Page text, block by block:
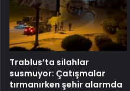
Trablus’ta silahlar
susmuyor: Çatışmalar
tırmanırken şehir alarmda